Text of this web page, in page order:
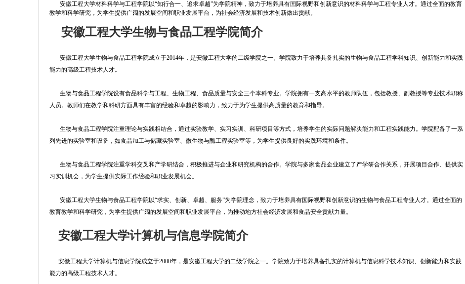
安徽工程大学材料科学与工程学院以“知行合一、追求卓越”为学院精神，致力于培养具有国际视野和创新意识的材料科学与工程专业人才。通过全面的教育
教学和科学研究，为学生提供广阔的发展空间和职业发展平台，为社会经济发展和技术创新做出贡献。
安徽工程大学生物与食品工程学院简介
安徽工程大学生物与食品工程学院成立于2014年，是安徽工程大学的二级学院之一。学院致力于培养具备扎实的生物与食品工程学科知识、创新能力和实践
能力的高级工程技术人才。
生物与食品工程学院设有食品科学与工程、生物工程、食品质量与安全三个本科专业。学院拥有一支高水平的教师队伍，包括教授、副教授等专业技术职称
人员。教师们在教学和科研方面具有丰富的经验和卓越的影响力，致力于为学生提供高质量的教育和指导。
生物与食品工程学院注重理论与实践相结合，通过实验教学、实习实训、科研项目等方式，培养学生的实际问题解决能力和工程实践能力。学院配备了一系
列先进的实验室和设备，如食品加工与储藏实验室、微生物与酶工程实验室等，为学生提供良好的实践环境和条件。
生物与食品工程学院注重学科交叉和产学研结合，积极推进与企业和研究机构的合作。学院与多家食品企业建立了产学研合作关系，开展项目合作、提供实
习实训机会，为学生提供实际工作经验和职业发展机会。
安徽工程大学生物与食品工程学院以“求实、创新、卓越、服务”为学院理念，致力于培养具有国际视野和创新意识的生物与食品工程专业人才。通过全面的
教育教学和科学研究，为学生提供广阔的发展空间和职业发展平台，为推动地方社会经济发展和食品安全贡献力量。
安徽工程大学计算机与信息学院简介
安徽工程大学计算机与信息学院成立于2000年，是安徽工程大学的二级学院之一。学院致力于培养具备扎实的计算机与信息科学技术知识、创新能力和实践
能力的高级工程技术人才。